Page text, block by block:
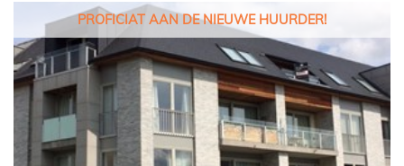
PROFICIAT AAN DE NIEUWE HUURDER!